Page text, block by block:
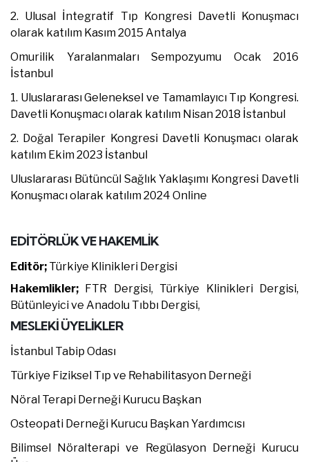
2. Ulusal İntegratif Tıp Kongresi Davetli Konuşmacı
olarak katılım Kasım 2015 Antalya
Omurilik Yaralanmaları Sempozyumu Ocak 2016
İstanbul
1. Uluslararası Geleneksel ve Tamamlayıcı Tıp Kongresi.
Davetli Konuşmacı olarak katılım Nisan 2018 İstanbul
2. Doğal Terapiler Kongresi Davetli Konuşmacı olarak
katılım Ekim 2023 İstanbul
Uluslararası Bütüncül Sağlık Yaklaşımı Kongresi Davetli
Konuşmacı olarak katılım2024 Online
EDİTÖRLÜK VE HAKEMLİK
Editör; Türkiye Klinikleri Dergisi
Hakemlikler; FTR Dergisi, Türkiye Klinikleri Dergisi,
Bütünleyici ve Anadolu Tıbbı Dergisi,
MESLEKİ ÜYELİKLER
İstanbul Tabip Odası
Türkiye Fiziksel Tıp ve Rehabilitasyon Derneği
Nöral Terapi Derneği Kurucu Başkan
Osteopati Derneği Kurucu Başkan Yardımcısı
Bilimsel Nöralterapi ve Regülasyon Derneği Kurucu